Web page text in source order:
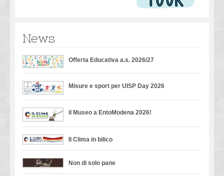
News
Offerta Educativa a.s. 2026/27
Misure e sport per UISP Day 2026
il Museo a EntoModena 2026!
Il Clima in bilico
Non di solo pane